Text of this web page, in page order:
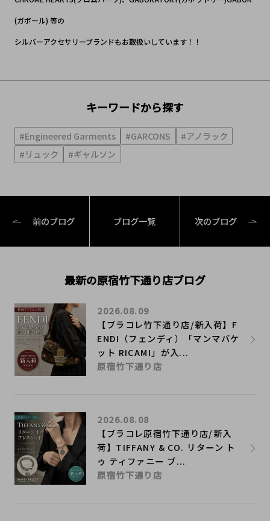
(ガボール) 等の
シルバーアクセサリーブランドもお取扱いしています！！
キーワードから探す
#Engineered Garments #GARCONS
#アノラック
#リュック
#ギャルソン
前のブログ ブログ一覧 次のブログ
最新の原宿竹下通り店ブログ
【ブラコレ竹下通り店/新入荷】F
ENDI（フェンディ）「マンマバケ
ット RICAMI」が入...
2026.08.09
原宿竹下通り店
【ブラコレ原宿竹下通り店/新入
荷】TIFFANY & CO. リターン ト
ゥ ティファニー ブ...
2026.08.08
原宿竹下通り店